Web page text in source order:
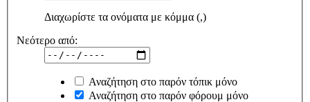
Διαχωρίστε τα ονόματα με κόμμα (,)
Νεότερο από:
Αναζήτηση στο παρόν τόπικ μόνο
Αναζήτηση στο παρόν φόρουμ μόνο